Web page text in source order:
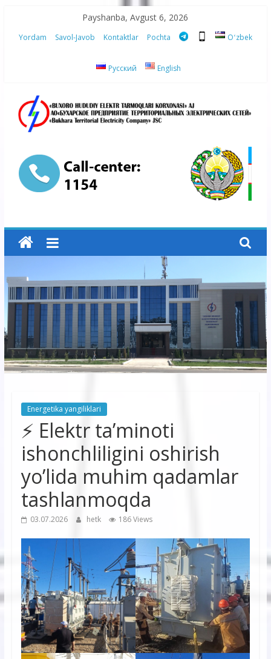
content
Payshanba, Avgust 6, 2026
Yordam Savol-Javob Kontaktlar Pochta Oʻzbek
Русский English
“Buxoro
hududiy
elektr
tarmoqlari
korxonasi”
AJ
“Buxoro
hududiy
korxonasi”
Energetika yangiliklari
⚡️ Elektr ta’minoti
ishonchliligini oshirish
yo’lida muhim qadamlar
tashlanmoqda
03.07.2026 hetk 186 Views